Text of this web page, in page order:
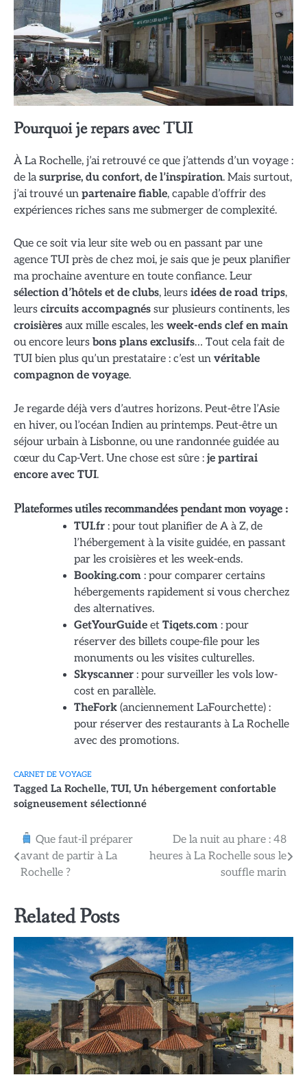
Pourquoi je repars avec TUI
À La Rochelle, j’ai retrouvé ce que j’attends d’un voyage :
de lasurprise, du confort, de l’inspiration. Mais surtout,
j’ai trouvé un partenaire fiable, capable d’offrir des
expériences riches sans me submerger de complexité.
Que ce soit via leur site web ou en passant par une
agence TUI près de chez moi, je sais que je peux planifier
ma prochaine aventure en toute confiance. Leur
sélection d’hôtels et de clubs, leurs idées de road trips,
leurs circuits accompagnés sur plusieurs continents, les
croisières aux mille escales, les week-ends clef en main
ou encore leurs bons plans exclusifs… Tout cela fait de
TUI bien plus qu’un prestataire : c’est un véritable
compagnon de voyage.
Je regarde déjà vers d’autres horizons. Peut-être l’Asie
en hiver, ou l’océan Indien au printemps. Peut-être un
séjour urbain à Lisbonne, ou une randonnée guidée au
cœur du Cap-Vert. Une chose est sûre : je partirai
encore avec TUI.
Plateformes utiles recommandées pendant mon voyage :
TUI.fr : pour tout planifier de A à Z, de
l’hébergement à la visite guidée, en passant
par les croisières et les week-ends.
Booking.com : pour comparer certains
hébergements rapidement si vous cherchez
des alternatives.
GetYourGuide et Tiqets.com : pour
réserver des billets coupe-file pour les
monuments ou les visites culturelles.
Skyscanner : pour surveiller les vols low-
cost en parallèle.
TheFork (anciennement LaFourchette) :
pour réserver des restaurants à La Rochelle
avec des promotions.
CARNET DE VOYAGE
Tagged La Rochelle, TUI, Un hébergement confortable
soigneusement sélectionné
Navigation
de
Que faut-il préparer
avant de partir à La
Rochelle ?
De la nuit au phare : 48
heures à La Rochelle sous le
souffle marin
Related Posts